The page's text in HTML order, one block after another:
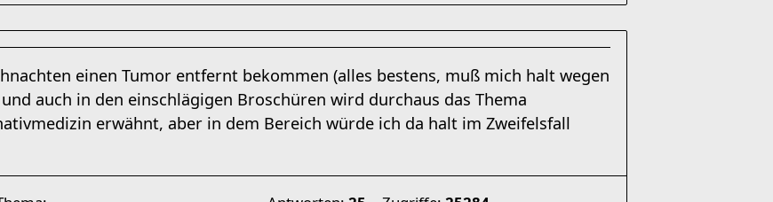
einen Tumor entfernt bekommen (alles bestens, muß mich halt wegen
auch in den einschlägigen Broschüren wird durchaus das Thema
erwähnt, aber in dem Bereich würde ich da halt im Zweifelsfall